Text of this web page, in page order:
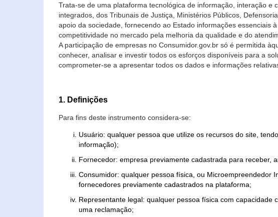
Trata-se de uma plataforma tecnológica de informação, interação
integrados, dos Tribunais de Justiça, Ministérios Públicos,
apoio da sociedade, fornecendo ao Estado informações essenciais
competitividade no mercado pela melhoria da qualidade e do
A participação de empresas no Consumidor.gov.br só é permitida
conhecer, analisar e investir todos os esforços disponíveis para a
comprometer-se a apresentar todos os dados e informações
1. Definições
Para fins deste instrumento considera-se:
Usuário: qualquer pessoa que utilize os recursos do site,
informação);
Fornecedor: empresa previamente cadastrada para receber,
Consumidor: qualquer pessoa física, ou Microempreendedor
fornecedores previamente cadastrados na plataforma;
Representante legal: qualquer pessoa física com
uma reclamação;